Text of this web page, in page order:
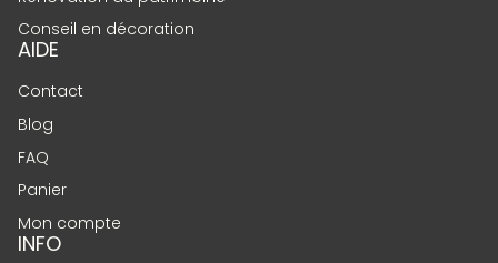
Conseil en décoration
AIDE
Contact
Blog
FAQ
Panier
Mon compte
INFO